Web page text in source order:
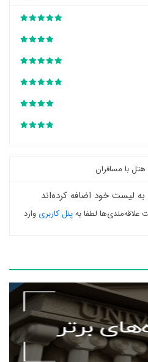
هتل با مسافران
لطفا بهپنل کاربری وارد